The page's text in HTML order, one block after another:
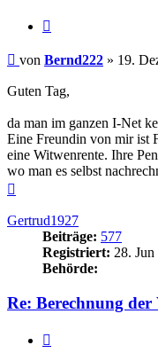
Beitrag
von Bernd222 » 19.
Guten Tag,
da man im ganzen I-Net
Eine Freundin von mir ist
eine Witwenrente. Ihre
wo man es selbst
Gertrud1927
Beiträge: 577
Registriert: 28.
Behörde:
Re: Berechnung